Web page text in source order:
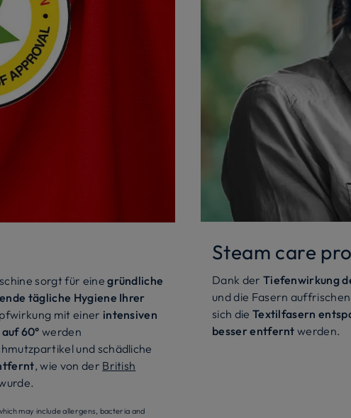
sorgt für einegründliche
tägliche Hygiene Ihrer
mit einer intensiven
60° werden
und schädliche
, wie von der British
may include allergens, bacteria and
Steam care pro
Dank der Tiefenwirkung
und die Fasern
sich die Textilfasern
besser entfernt werden.